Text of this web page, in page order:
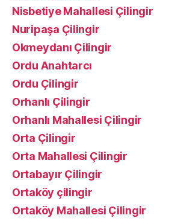
Nisbetiye Mahallesi Çilingir
Nuripaşa Çilingir
Okmeydanı Çilingir
Ordu Anahtarcı
Ordu Çilingir
Orhanlı Çilingir
Orhanlı Mahallesi Çilingir
Orta Çilingir
Orta Mahallesi Çilingir
Ortabayır Çilingir
Ortaköy çilingir
Ortaköy Mahallesi Çilingir